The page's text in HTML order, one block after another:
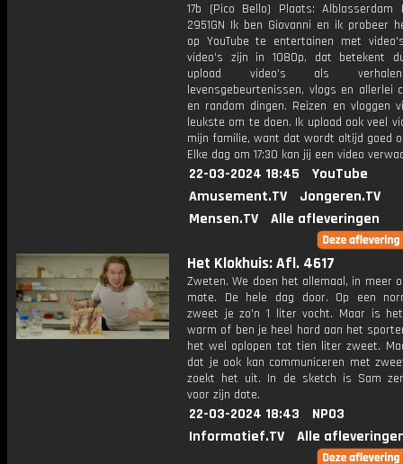
17b (Pico Bello) Plaats: Alblasserdam
2951GN Ik ben Giovanni en ik probeer
op YouTube te entertainen met
video's zijn in 1080p, dat betekent
upload video's als
levensgebeurtenissen, vlogs en allerlei
en random dingen. Reizen en vloggen
leukste om te doen. Ik upload ook veel
mijn familie, want dat wordt altijd goed
Elke dag om 17:30 kan jij een video
22-03-2024 18:45
YouTube
Amusement.TV
Jongeren.TV
Mensen.TV
Alle afleveringen
Het Klokhuis: Afl. 4617
Zweten. We doen het allemaal, in meer
mate. De hele dag door. Op een
zweet je zo'n 1 liter vocht. Maar is
warm of ben je heel hard aan het
het wel oplopen tot tien liter zweet.
dat je ook kan communiceren met
zoekt het uit. In de sketch is Sam
voor zijn date.
22-03-2024 18:43
NPO3
Informatief.TV
Alle